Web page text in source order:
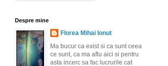
Despre mine
Florea Mihai Ionut
Ma bucur ca exist si ca sunt ceea
ce sunt, ca ma aflu aici si pentru
asta incerc sa fac lucrurile cat